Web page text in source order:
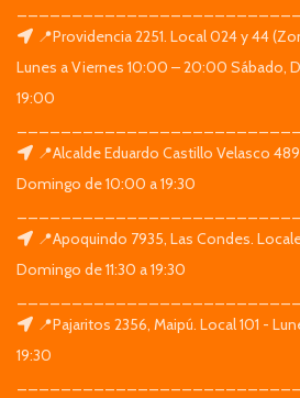
📍Providencia 2251. Local 024 y 44
Lunes a Viernes 10:00 – 20:00 Sábado,
19:00
📍Alcalde Eduardo Castillo Velasco
Domingo de 10:00 a 19:30
📍Apoquindo 7935, Las Condes.
Domingo de 11:30 a 19:30
📍Pajaritos 2356, Maipú. Local 101 -
19:30